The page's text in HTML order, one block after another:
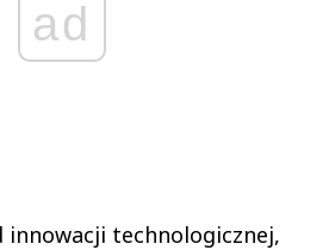
ad
innowacji technologicznej,